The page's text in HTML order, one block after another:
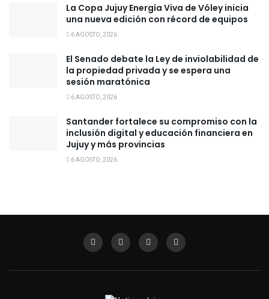
La Copa Jujuy Energía Viva de Vóley inicia
una nueva edición con récord de equipos
6 AGOSTO, 2026
El Senado debate la Ley de inviolabilidad de
la propiedad privada y se espera una
sesión maratónica
6 AGOSTO, 2026
Santander fortalece su compromiso con la
inclusión digital y educación financiera en
Jujuy y más provincias
6 AGOSTO, 2026